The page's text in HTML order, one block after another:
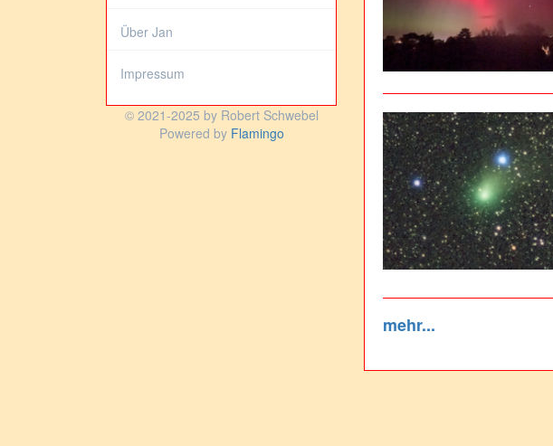
Über Jan
Impressum
© 2021-2025 by Robert Schwebel
Powered by Flamingo
mehr...